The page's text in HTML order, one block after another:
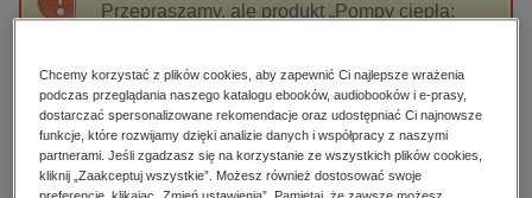
darmowe wydania
edukacja
hobby, sport, rozrywka
komputery, internet, technologie, informatyka
Przepraszamy, ale produkt „Pompy ciepła:
nie jest dostępny.
High-contrast mode
Chcemy korzystać z plików cookies, aby zapewnić Ci najlepsze wrażenia
podczas przeglądania naszego katalogu ebooków, audiobooków i e-prasy,
dostarczać spersonalizowane rekomendacje oraz udostępniać Ci najnowsze
funkcje, które rozwijamy dzięki analizie danych i współpracy z naszymi
partnerami. Jeśli zgadzasz się na korzystanie ze wszystkich plików cookies,
kliknij „Zaakceptuj wszystkie”. Możesz również dostosować swoje